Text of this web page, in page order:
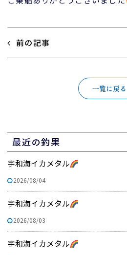
前の記事
一覧に戻る
最近の釣果
宇和海イカメタル
2026/08/04
宇和海イカメタル
2026/08/03
宇和海イカメタル